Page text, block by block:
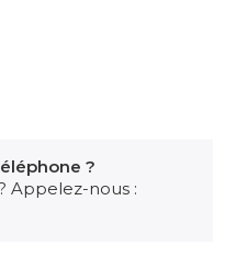
d'un bon livre sous
se détendre,
lire un bon livre dans
absolument faire du
!
?
Appelez-nous :